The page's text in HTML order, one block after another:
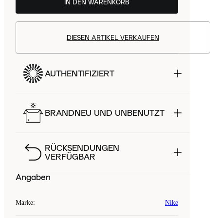
IN DEN WARENKORB
DIESEN ARTIKEL VERKAUFEN
AUTHENTIFIZIERT
BRANDNEU UND UNBENUTZT
RÜCKSENDUNGEN
VERFÜGBAR
Angaben
Marke: Nike